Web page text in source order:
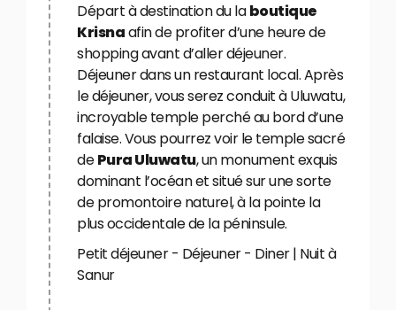
Départ à destination du laboutique
Krisnaafin de profiter d’une heure de
shopping avant d’aller déjeuner.
Déjeuner dans un restaurant local. Après
le déjeuner, vous serez conduit à Uluwatu,
incroyable temple perché au bord d’une
falaise. Vous pourrez voir le temple sacré
dePura Uluwatu, un monument exquis
dominant l’océan et situé sur une sorte
de promontoire naturel, à la pointe la
plus occidentale de la péninsule.
Petit déjeuner - Déjeuner - Diner | Nuit à
Sanur